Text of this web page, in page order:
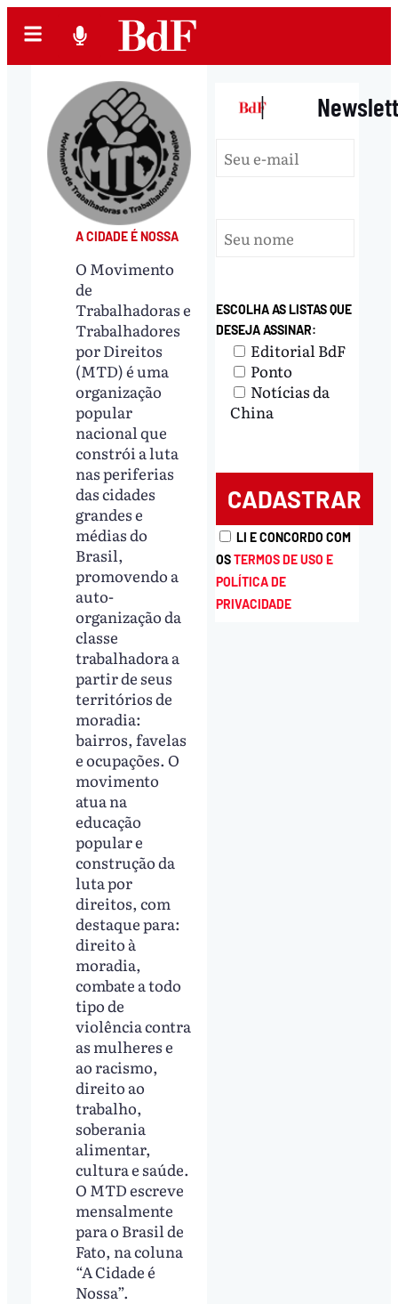
A CIDADE É NOSSA
O Movimento
de
Trabalhadoras e
Trabalhadores
por Direitos
(MTD) é uma
organização
popular
nacional que
constrói a luta
nas periferias
das cidades
grandes e
médias do
Brasil,
promovendo a
auto-
organização da
classe
trabalhadora a
partir de seus
territórios de
moradia:
bairros, favelas
e ocupações. O
movimento
atua na
educação
popular e
construção da
luta por
direitos, com
destaque para:
direito à
moradia,
combate a todo
tipo de
violência contra
as mulheres e
ao racismo,
direito ao
trabalho,
soberania
alimentar,
cultura e saúde.
O MTD escreve
mensalmente
para o Brasil de
Fato, na coluna
“A Cidade é
Nossa”.
|
ESCOLHA AS LISTAS QUE
DESEJA ASSINAR:
Editorial BdF
Ponto
Notícias da
China
LI E CONCORDO COM
OSTERMOS DE USO E
POLÍTICA DE
PRIVACIDADE